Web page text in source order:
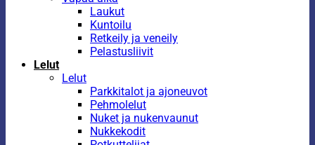
Laukut
Kuntoilu
Retkeily ja veneily
Pelastusliivit
Lelut
Lelut
Parkkitalot ja ajoneuvot
Pehmolelut
Nuket ja nukenvaunut
Nukkekodit